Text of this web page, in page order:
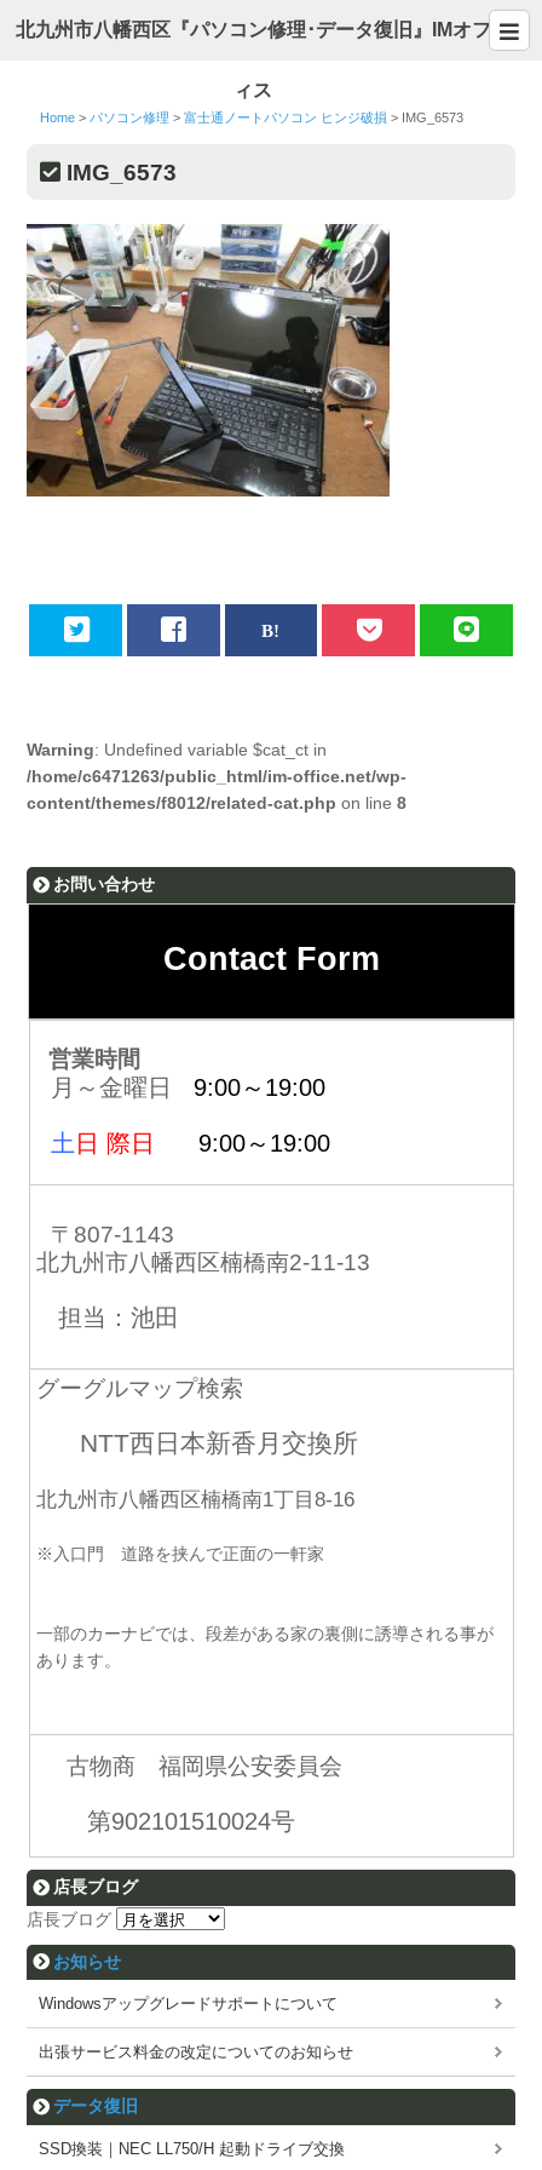
北九州市八幡西区『パソコン修理･データ復旧』IMオフ
ィス
Home > パソコン修理 >富士通ノートパソコン ヒンジ破損 > IMG_6573
IMG_6573
Warning: Undefined variable $cat_ct in
/home/c6471263/public_html/im-office.net/wp-
content/themes/f8012/related-cat.php on line8
お問い合わせ
Contact Form
営業時間
月～金曜日 9:00～19:00
土 日 際日 9:00～19:00
〒807-1143
北九州市八幡西区楠橋南2-11-13
担当：池田
グーグルマップ検索
NTT西日本新香月交換所
北九州市八幡西区楠橋南1丁目8-16
※入口門 道路を挟んで正面の一軒家
一部のカーナビでは、段差がある家の裏側に誘導される事が
あります。
古物商 福岡県公安委員会
第902101510024号
店長ブログ
店長ブログ
お知らせ
Windowsアップグレードサポートについて
出張サービス料金の改定についてのお知らせ
データ復旧
SSD換装｜NEC LL750/H 起動ドライブ交換